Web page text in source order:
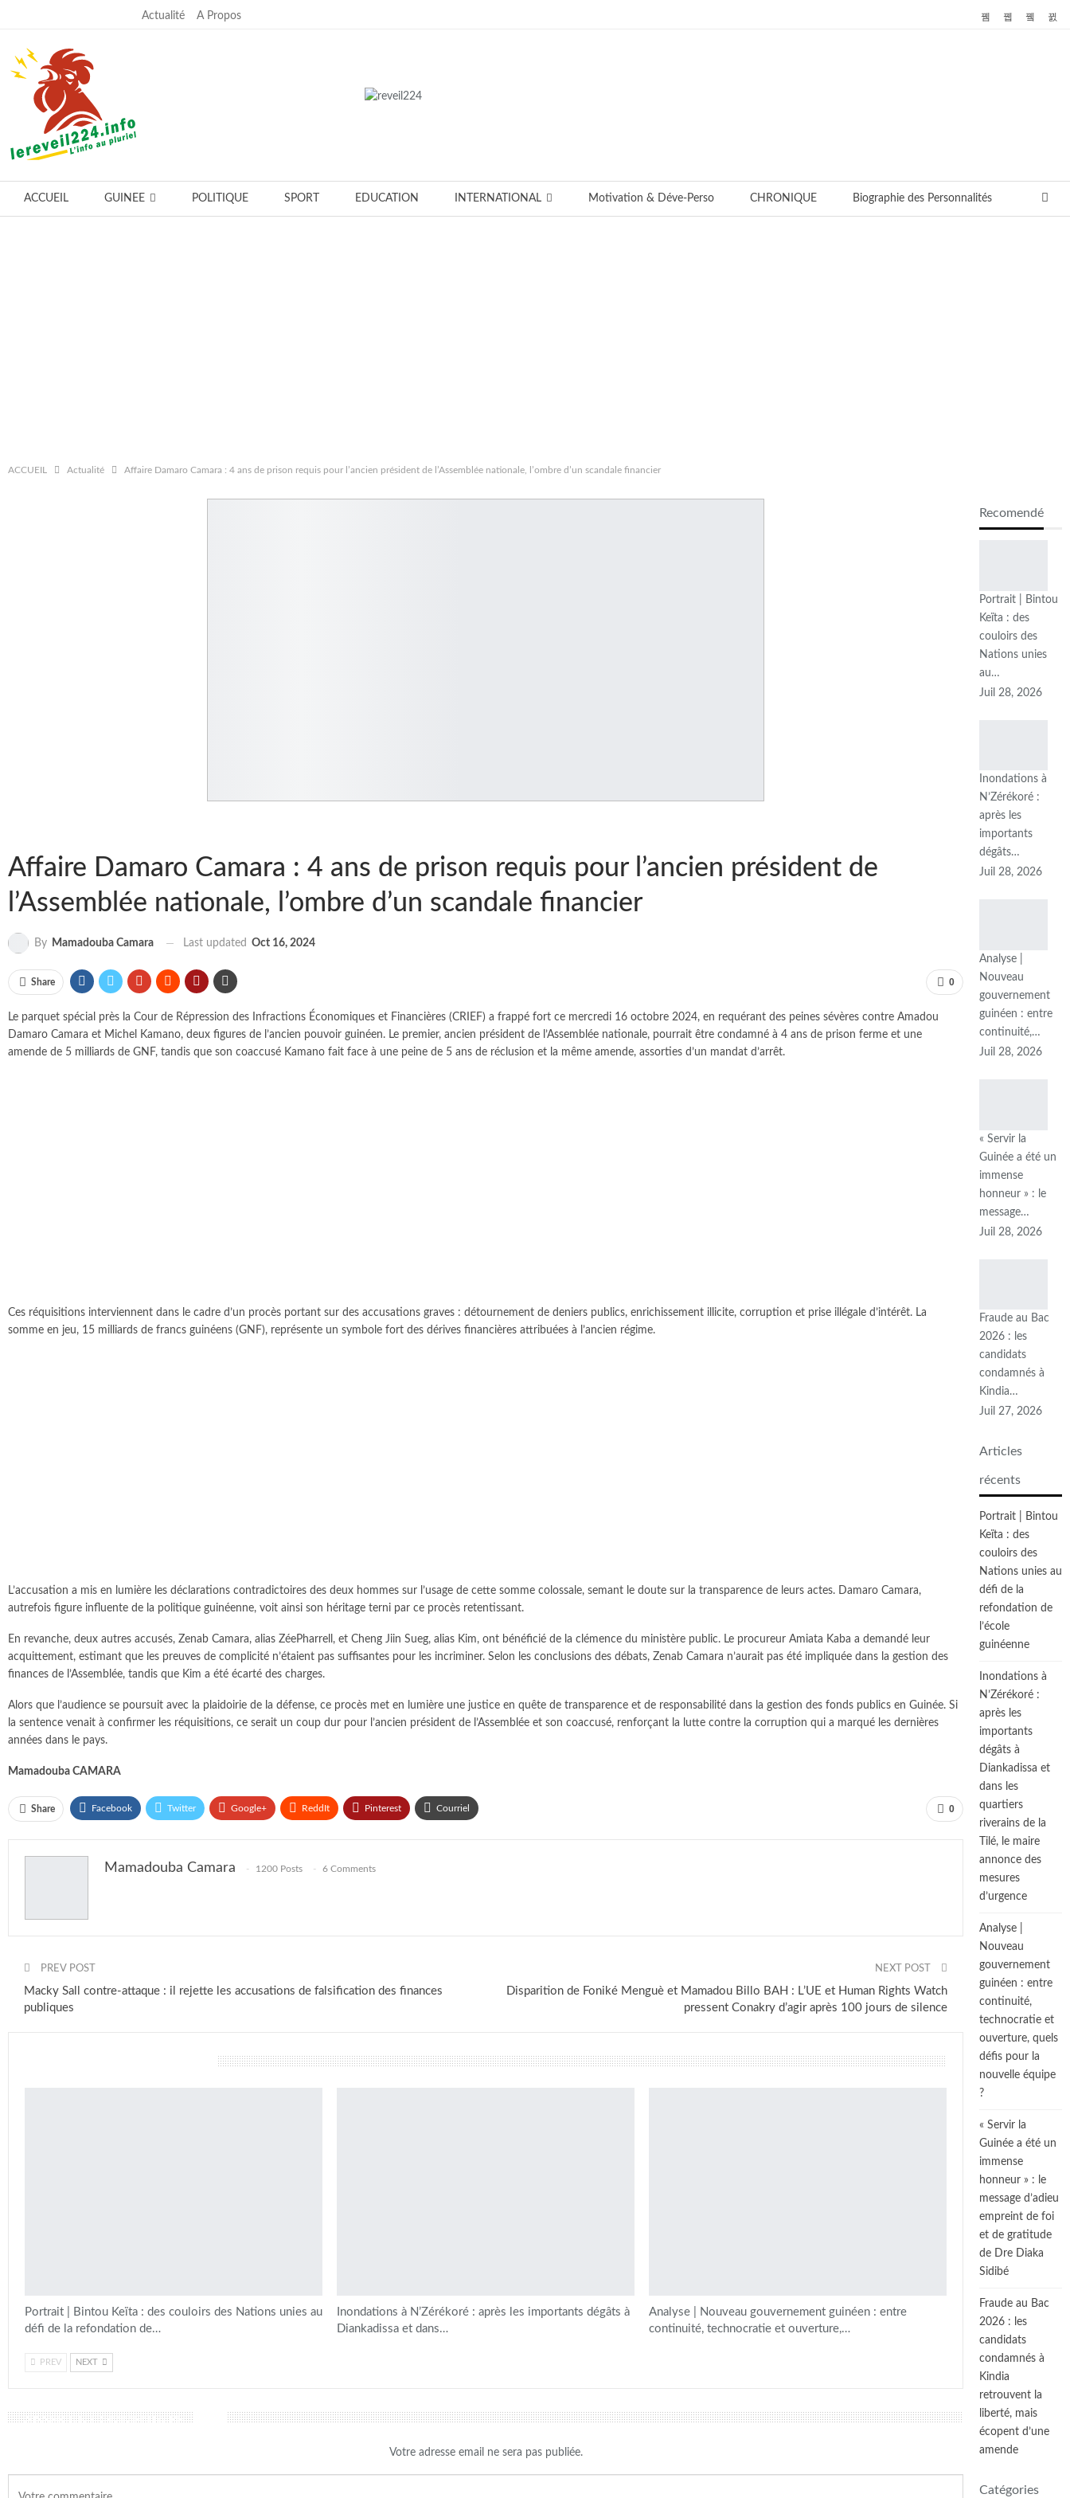
Actualité A Propos
ACCUEIL GUINEE POLITIQUE SPORT EDUCATION INTERNATIONAL Motivation & Déve-Perso CHRONIQUE Biographie des Personnalités
ACCUEIL Actualité Affaire Damaro Camara : 4 ans de prison requis pour l’ancien président de l’Assemblée nationale, l’ombre d’un scandale financier
Affaire Damaro Camara : 4 ans de prison requis pour l’ancien président de
l’Assemblée nationale, l’ombre d’un scandale financier
By Mamadouba Camara Last updated Oct 16, 2024
0
Share
Le parquet spécial près la Cour de Répression des Infractions Économiques et Financières (CRIEF) a frappé fort ce mercredi 16 octobre 2024, en requérant des peines sévères contre Amadou
Damaro Camara et Michel Kamano, deux figures de l’ancien pouvoir guinéen. Le premier, ancien président de l’Assemblée nationale, pourrait être condamné à 4 ans de prison ferme et une
amende de 5 milliards de GNF, tandis que son coaccusé Kamano fait face à une peine de 5 ans de réclusion et la même amende, assorties d’un mandat d’arrêt.
Ces réquisitions interviennent dans le cadre d’un procès portant sur des accusations graves : détournement de deniers publics, enrichissement illicite, corruption et prise illégale d’intérêt. La
somme en jeu, 15 milliards de francs guinéens (GNF), représente un symbole fort des dérives financières attribuées à l’ancien régime.
L’accusation a mis en lumière les déclarations contradictoires des deux hommes sur l’usage de cette somme colossale, semant le doute sur la transparence de leurs actes. Damaro Camara,
autrefois figure influente de la politique guinéenne, voit ainsi son héritage terni par ce procès retentissant.
En revanche, deux autres accusés, Zenab Camara, alias ZéePharrell, et Cheng Jiin Sueg, alias Kim, ont bénéficié de la clémence du ministère public. Le procureur Amiata Kaba a demandé leur
acquittement, estimant que les preuves de complicité n’étaient pas suffisantes pour les incriminer. Selon les conclusions des débats, Zenab Camara n’aurait pas été impliquée dans la gestion des
finances de l’Assemblée, tandis que Kim a été écarté des charges.
Alors que l’audience se poursuit avec la plaidoirie de la défense, ce procès met en lumière une justice en quête de transparence et de responsabilité dans la gestion des fonds publics en Guinée. Si
la sentence venait à confirmer les réquisitions, ce serait un coup dur pour l’ancien président de l’Assemblée et son coaccusé, renforçant la lutte contre la corruption qui a marqué les dernières
années dans le pays.
Mamadouba CAMARA
0
Share Facebook Twitter Google+ ReddIt Pinterest Courriel
Mamadouba Camara 1200 Posts 6 Comments
PREV POST
Macky Sall contre-attaque : il rejette les accusations de falsification des finances
publiques
NEXT POST
Disparition de Foniké Menguè et Mamadou Billo BAH : L’UE et Human Rights Watch
pressent Conakry d’agir après 100 jours de silence
Portrait | Bintou Keïta : des couloirs des Nations unies au
défi de la refondation de…
Inondations à N’Zérékoré : après les importants dégâts à
Diankadissa et dans…
Analyse | Nouveau gouvernement guinéen : entre
continuité, technocratie et ouverture,…
PREV NEXT
LAISSER UN COMMENTAIRE
Votre adresse email ne sera pas publiée.
Recomendé
Portrait | Bintou
Keïta : des
couloirs des
Nations unies
au…
Juil 28, 2026
Inondations à
N’Zérékoré :
après les
importants
dégâts…
Juil 28, 2026
Analyse |
Nouveau
gouvernement
guinéen : entre
continuité,…
Juil 28, 2026
« Servir la
Guinée a été un
immense
honneur » : le
message…
Juil 28, 2026
Fraude au Bac
2026 : les
candidats
condamnés à
Kindia…
Juil 27, 2026
Articles
récents
Portrait | Bintou
Keïta : des
couloirs des
Nations unies au
défi de la
refondation de
l’école
guinéenne
Inondations à
N’Zérékoré :
après les
importants
dégâts à
Diankadissa et
dans les
quartiers
riverains de la
Tilé, le maire
annonce des
mesures
d’urgence
Analyse |
Nouveau
gouvernement
guinéen : entre
continuité,
technocratie et
ouverture, quels
défis pour la
nouvelle équipe
?
« Servir la
Guinée a été un
immense
honneur » : le
message d’adieu
empreint de foi
et de gratitude
de Dre Diaka
Sidibé
Fraude au Bac
2026 : les
candidats
condamnés à
Kindia
retrouvent la
liberté, mais
écopent d’une
amende
Catégories